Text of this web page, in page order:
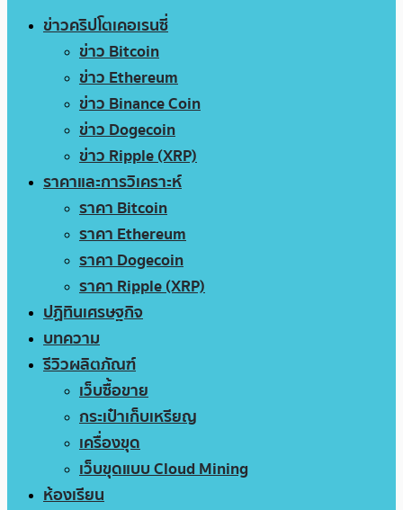
ข่าวคริปโตเคอเรนซี่
ข่าว Bitcoin
ข่าว Ethereum
ข่าว Binance Coin
ข่าว Dogecoin
ข่าว Ripple (XRP)
ราคาและการวิเคราะห์
ราคา Bitcoin
ราคา Ethereum
ราคา Dogecoin
ราคา Ripple (XRP)
ปฏิทินเศรษฐกิจ
บทความ
รีวิวผลิตภัณฑ์
เว็บซื้อขาย
กระเป๋าเก็บเหรียญ
เครื่องขุด
เว็บขุดแบบ Cloud Mining
ห้องเรียน